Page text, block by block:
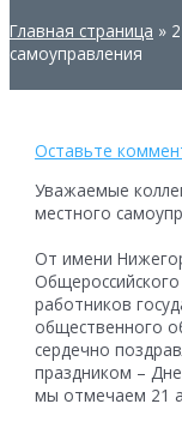
Главная страница »
самоуправления
Оставьте
Уважаемые
местного
От имени
работников
общественного
сердечно
праздником –
мы отмечаем 21